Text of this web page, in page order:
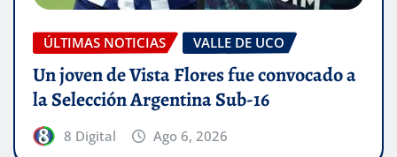
ÚLTIMAS NOTICIAS VALLE DE UCO
Un joven de Vista Flores fue convocado a
la Selección Argentina Sub-16
8 Digital Ago 6, 2026